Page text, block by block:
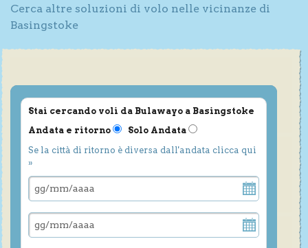
Cerca altre soluzioni di volo nelle vicinanze di
Basingstoke
Stai cercando voli da Bulawayo a Basingstoke
Andata e ritorno
Solo Andata
Se la città di ritorno è diversa dall'andata clicca qui
»